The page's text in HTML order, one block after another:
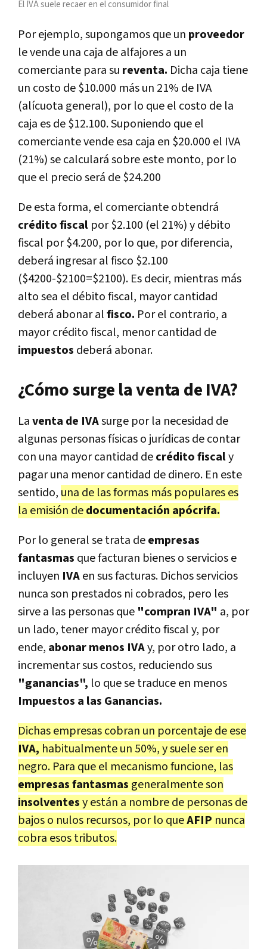
El IVA suele recaer en el consumidor final
Por ejemplo, supongamos que un proveedor
le vende una caja de alfajores a un
comerciante para su reventa. Dicha caja tiene
un costo de $10.000 más un 21% de IVA
(alícuota general), por lo que el costo de la
caja es de $12.100. Suponiendo que el
comerciante vende esa caja en $20.000 el IVA
(21%) se calculará sobre este monto, por lo
que el precio será de $24.200
De esta forma, el comerciante obtendrá
crédito fiscal por $2.100 (el 21%) y débito
fiscal por $4.200, por lo que, por diferencia,
deberá ingresar al fisco $2.100
($4200-$2100=$2100). Es decir, mientras más
alto sea el débito fiscal, mayor cantidad
deberá abonar alfisco. Por el contrario, a
mayor crédito fiscal, menor cantidad de
impuestos deberá abonar.
¿Cómo surge la venta de IVA?
Laventa de IVAsurge por la necesidad de
algunas personas físicas o jurídicas de contar
con una mayor cantidad decrédito fiscaly
pagar una menor cantidad de dinero. En este
sentido, una de las formas más populares es
la emisión dedocumentación apócrifa.
Por lo general se trata deempresas
fantasmas que facturan bienes o servicios e
incluyen IVAen sus facturas. Dichos servicios
nunca son prestados ni cobrados, pero les
sirve a las personas que "compran IVA" a, por
un lado, tener mayor crédito fiscal y, por
ende, abonar menos IVAy, por otro lado, a
incrementar sus costos, reduciendo sus
"ganancias", lo que se traduce en menos
Impuestos a las Ganancias.
Dichas empresas cobran un porcentaje de ese
IVA, habitualmente un 50%, y suele ser en
negro. Para que el mecanismo funcione, las
empresas fantasmas generalmente son
insolventesy están a nombre de personas de
bajos o nulos recursos, por lo queAFIP nunca
cobra esos tributos.